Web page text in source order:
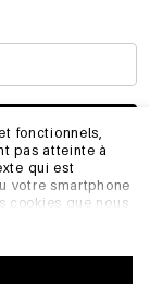
fonctionnels,
pas atteinte à
qui est
votre smartphone
cookies que nous
exemple, de vos
notre site